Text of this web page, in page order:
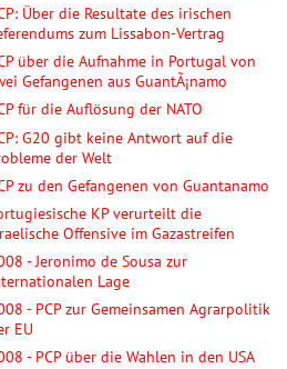
Über die Resultate des irischen
zum Lissabon-Vertrag
über die Aufnahme in Portugal von
Gefangenen aus GuantÃ¡namo
für die Auflösung der NATO
G20 gibt keine Antwort auf die
der Welt
zu den Gefangenen von Guantanamo
KP verurteilt die
Offensive im Gazastreifen
- Jeronimo de Sousa zur
Lage
- PCP zur Gemeinsamen Agrarpolitik
EU
- PCP über die Wahlen in den USA